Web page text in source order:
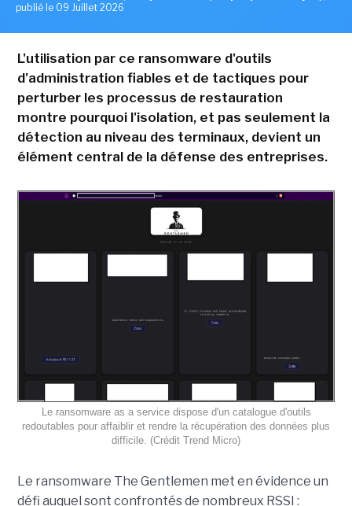
publié le 09 Juillet 2026
L'utilisation par ce ransomware d'outils
d'administration fiables et de tactiques pour
perturber les processus de restauration
montre pourquoi l'isolation, et pas seulement la
détection au niveau des terminaux, devient un
élément central de la défense des entreprises.
Le ransomware as a service dispose d'un catalogue d'outils
redoutables pour affaiblir et rendre la récupération des données plus
difficile. (Crédit Trend Micro)
Le ransomware The Gentlemen met en évidence un
défi auquel sont confrontés de nombreux RSSI :